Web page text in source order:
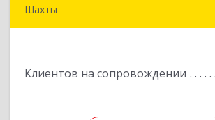
Шахты
Клиентов на сопровождении